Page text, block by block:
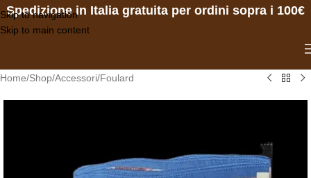
Skip to navigation
Skip to main content
Spedizione in Italia gratuita per ordini sopra i 100€
Home/Shop/Accessori/Foulard